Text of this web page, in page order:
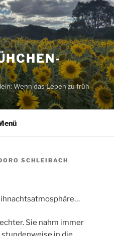
Wenn das Leben zu früh
SCHLEIBACH
Sie nahm immer